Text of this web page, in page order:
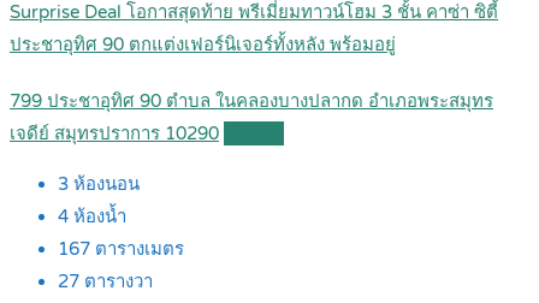
Surprise Deal โอกาสสุดท้าย พรีเมี่ยมทาวน์โฮม 3 ชั้น คาซ่า ซิตี้
ประชาอุทิศ 90 ตกแต่งเฟอร์นิเจอร์ทั้งหลัง พร้อมอยู่
799 ประชาอุทิศ 90 ตำบล ในคลองบางปลากด อำเภอพระสมุทร
เจดีย์ สมุทรปราการ 10290
3 ห้องนอน
4 ห้องน้ำ
167 ตารางเมตร
27 ตารางวา